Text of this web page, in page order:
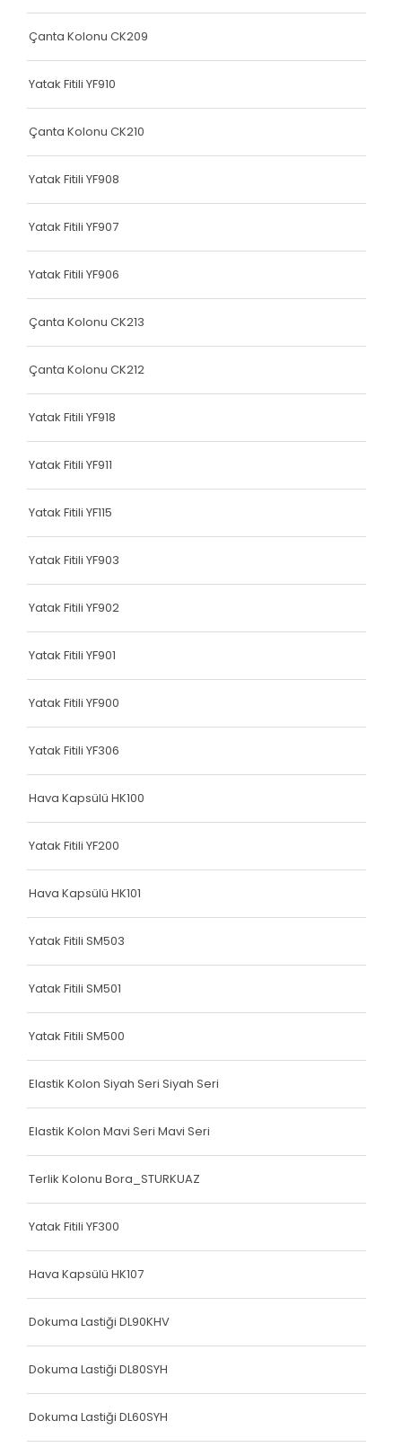
Hava Kapsülü
Hava Kapsülü
Dokuma Lastiği
Hava Kapsülü
Terlik Kolonu
Terlik Kolonu
Terlik Kolonu
Terlik Kolonu
Terlik Kolonu
Terlik Kolonu
Terlik Kolonu
Terlik Kolonu
Terlik Kolonu
Terlik Kolonu
Terlik Kolonu
Terlik Kolonu
Terlik Kolonu
Terlik Kolonu
Terlik Kolonu
Terlik Kolonu
Terlik Kolonu
Terlik Kolonu
Spanzed Kolonu
Polis Yeleği
Yatak Fitili
Yatak Fitili
Çanta Kolonu CK209
Yatak Fitili YF910
Çanta Kolonu CK210
Yatak Fitili YF908
Yatak Fitili YF907
Yatak Fitili YF906
Çanta Kolonu CK213
Çanta Kolonu CK212
Yatak Fitili YF918
Yatak Fitili YF911
Yatak Fitili YF115
Yatak Fitili YF903
Yatak Fitili YF902
Yatak Fitili YF901
Yatak Fitili YF900
Yatak Fitili YF306
Hava Kapsülü HK100
Yatak Fitili YF200
Hava Kapsülü HK101
Yatak Fitili SM503
Yatak Fitili SM501
Yatak Fitili SM500
Elastik Kolon Siyah Seri Siyah Seri
Elastik Kolon Mavi Seri Mavi Seri
Terlik Kolonu Bora_STURKUAZ
Yatak Fitili YF300
Hava Kapsülü HK107
Dokuma Lastiği DL90KHV
Dokuma Lastiği DL80SYH
Dokuma Lastiği DL60SYH